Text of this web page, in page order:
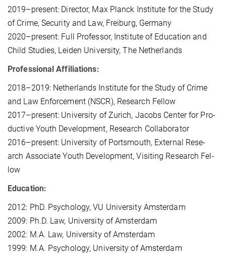
2019–pre­sent: Di­rec­tor, Max Planck In­sti­tu­te for the Stu­dy
of Cri­me, Se­cu­ri­ty and Law, Frei­burg, Ger­ma­ny
2020–pre­sent: Full Pro­fes­sor, In­sti­tu­te of Edu­ca­ti­on and
Child Stu­dies, Lei­den Uni­ver­si­ty, The Net­her­lands
Pro­fes­sio­nal Af­fi­lia­ti­ons:
2018–2019: Net­her­lands In­sti­tu­te for the Stu­dy of Cri­me
and Law En­for­ce­ment (NS­CR), Re­se­arch Fel­low
2017–pre­sent: Uni­ver­si­ty of Zu­rich, Ja­cobs Cen­ter for Pro­
duc­ti­ve Youth De­ve­lop­ment, Re­se­arch Col­la­bo­ra­tor
2016–pre­sent: Uni­ver­si­ty of Ports­mouth, Ex­ter­nal Re­se­
arch As­so­cia­te Youth De­ve­lop­ment, Vi­si­ting Re­se­arch Fel­
low
Edu­ca­ti­on:
2012: PhD. Psy­cho­lo­gy, VU Uni­ver­si­ty Ams­ter­dam
2009: Ph.D. Law, Uni­ver­si­ty of Ams­ter­dam
2002: M.A. Law, Uni­ver­si­ty of Ams­ter­dam
1999: M.A. Psy­cho­lo­gy, Uni­ver­si­ty of Ams­ter­dam